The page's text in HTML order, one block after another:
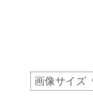
画像サイズ